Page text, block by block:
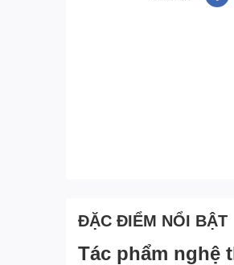
ĐẶC ĐIỂM NỔI BẬT
Tác phẩm